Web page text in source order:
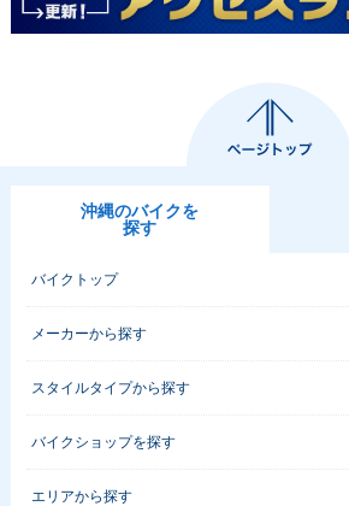
チェンジ
沖縄のバイクを
探す
バイクトップ
メーカーから探す
スタイルタイプから探す
バイクショップを探す
エリアから探す